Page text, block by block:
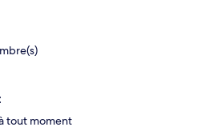
tout moment